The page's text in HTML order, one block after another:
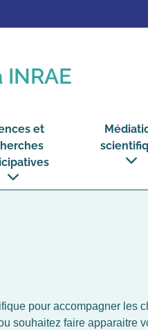
et
voir
voir
pour accompagner les
souhaitez faire apparaitre